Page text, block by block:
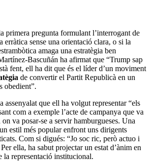
primera pregunta formulant l’interrogant de
erràtica sense una orientació clara, o si la
amaga una estratègia ben
Bascuñán ha afirmat que “Trump sap
fent, ell ha dit que és el líder d’un moviment
de convertir el Partit Republicà en un
obedient”.
assenyalat que ell ha volgut representar “els
com a exemple l’acte de campanya que va
on va posar-se a servir hamburgueses. Una
estil més popular enfront uns dirigents
Com si digués: “Jo soc ric, però actuo i
ella, ha sabut projectar un estat d’ànim en
la representació institucional.